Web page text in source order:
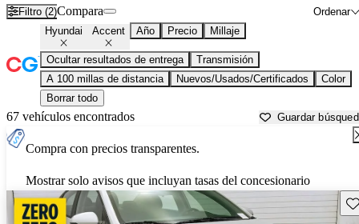
Filtro (2) Ordenar
Compara
Hyundai Accent Año Precio Millaje
Ocultar resultados de entrega
Transmisión
A 100 millas de distancia
Nuevos/Usados/Certificados
Color
Borrar todo
67 vehículos encontrados Guardar
Compra con precios transparentes.
Mostrar solo avisos que incluyan tasas del concesionario